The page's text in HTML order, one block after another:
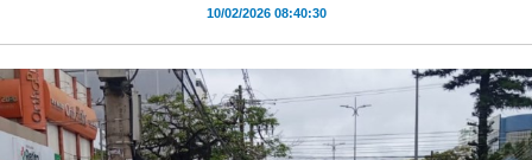
10/02/2026 08:40:30